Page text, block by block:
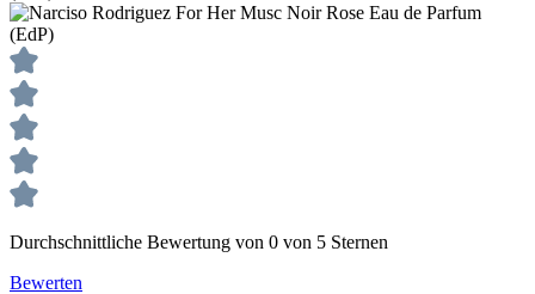
Durchschnittliche Bewertung von 0 von 5 Sternen
Bewerten